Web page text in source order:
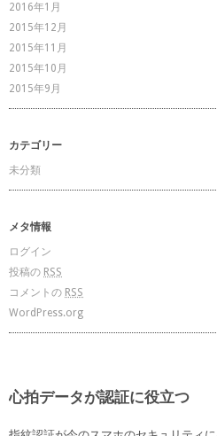
2016年1月
2015年12月
2015年11月
2015年10月
2015年9月
カテゴリー
未分類
メタ情報
ログイン
投稿の RSS
コメントの RSS
WordPress.org
心拍データが認証に役立つ